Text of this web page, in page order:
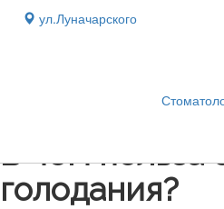
ул.Луначарского
В чем польза
голодания?